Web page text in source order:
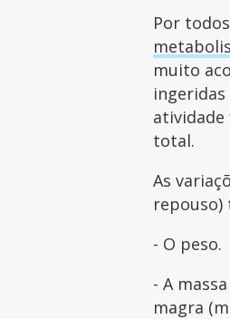
Por
muito
total.
As
repouso)
- O peso.
- A
magra